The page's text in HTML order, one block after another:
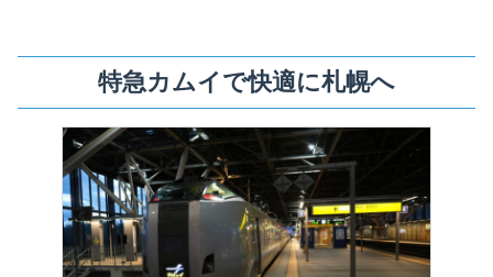
特急カムイで快適に札幌へ